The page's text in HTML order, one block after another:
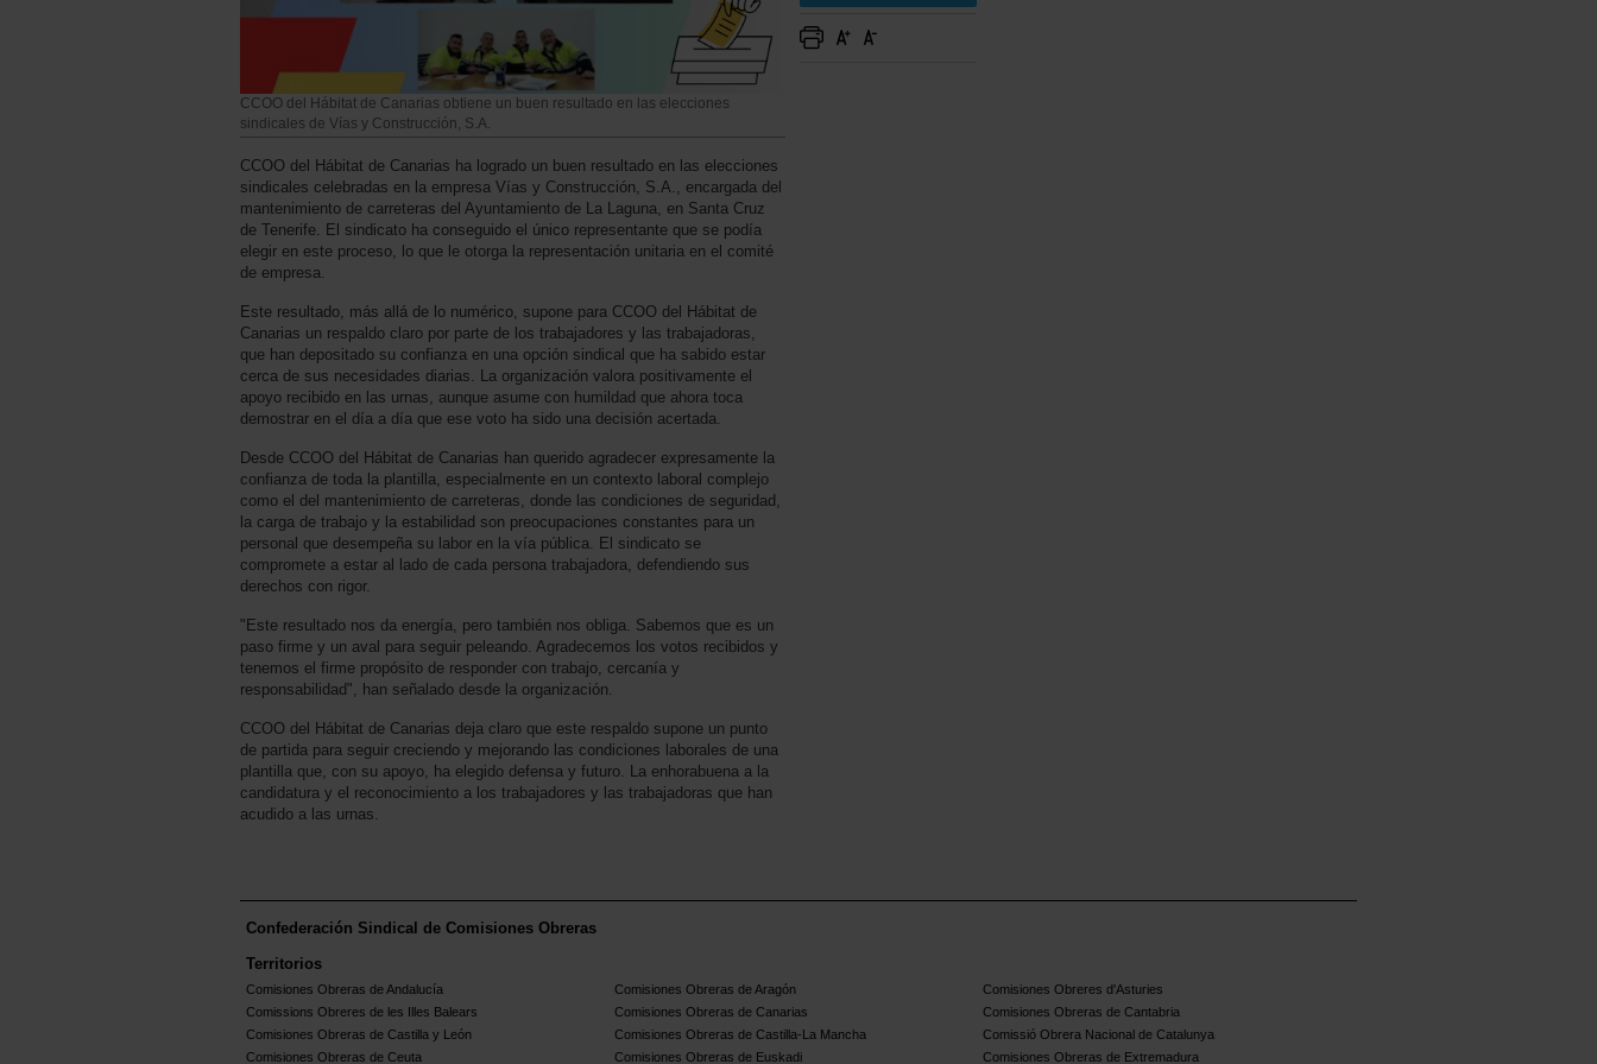
CCOO del Hábitat de Canarias obtiene un buen resultado en las elecciones
sindicales de Vías y Construcción, S.A.
CCOO del Hábitat de Canarias ha logrado un buen resultado en las elecciones
sindicales celebradas en la empresa Vías y Construcción, S.A., encargada del
mantenimiento de carreteras del Ayuntamiento de La Laguna, en Santa Cruz
de Tenerife. El sindicato ha conseguido el único representante que se podía
elegir en este proceso, lo que le otorga la representación unitaria en el comité
de empresa.
Este resultado, más allá de lo numérico, supone para CCOO del Hábitat de
Canarias un respaldo claro por parte de los trabajadores y las trabajadoras,
que han depositado su confianza en una opción sindical que ha sabido estar
cerca de sus necesidades diarias. La organización valora positivamente el
apoyo recibido en las urnas, aunque asume con humildad que ahora toca
demostrar en el día a día que ese voto ha sido una decisión acertada.
Desde CCOO del Hábitat de Canarias han querido agradecer expresamente la
confianza de toda la plantilla, especialmente en un contexto laboral complejo
como el del mantenimiento de carreteras, donde las condiciones de seguridad,
la carga de trabajo y la estabilidad son preocupaciones constantes para un
personal que desempeña su labor en la vía pública. El sindicato se
compromete a estar al lado de cada persona trabajadora, defendiendo sus
derechos con rigor.
"Este resultado nos da energía, pero también nos obliga. Sabemos que es un
paso firme y un aval para seguir peleando. Agradecemos los votos recibidos y
tenemos el firme propósito de responder con trabajo, cercanía y
responsabilidad", han señalado desde la organización.
CCOO del Hábitat de Canarias deja claro que este respaldo supone un punto
de partida para seguir creciendo y mejorando las condiciones laborales de una
plantilla que, con su apoyo, ha elegido defensa y futuro. La enhorabuena a la
candidatura y el reconocimiento a los trabajadores y las trabajadoras que han
acudido a las urnas.
Confederación Sindical de Comisiones Obreras
Territorios
Comisiones Obreras de Andalucía Comisiones Obreras de Aragón
Comisiones Obreres d'Asturies
Comissions Obreres de les Illes Balears
Comisiones Obreras de Canarias
Comisiones Obreras de Cantabria
Comisiones Obreras de Castilla y León
Comisiones Obreras de Castilla-La Mancha
Comissió Obrera Nacional de Catalunya
Comisiones Obreras de Ceuta
Comisiones Obreras de Euskadi Comisiones Obreras de Extremadura